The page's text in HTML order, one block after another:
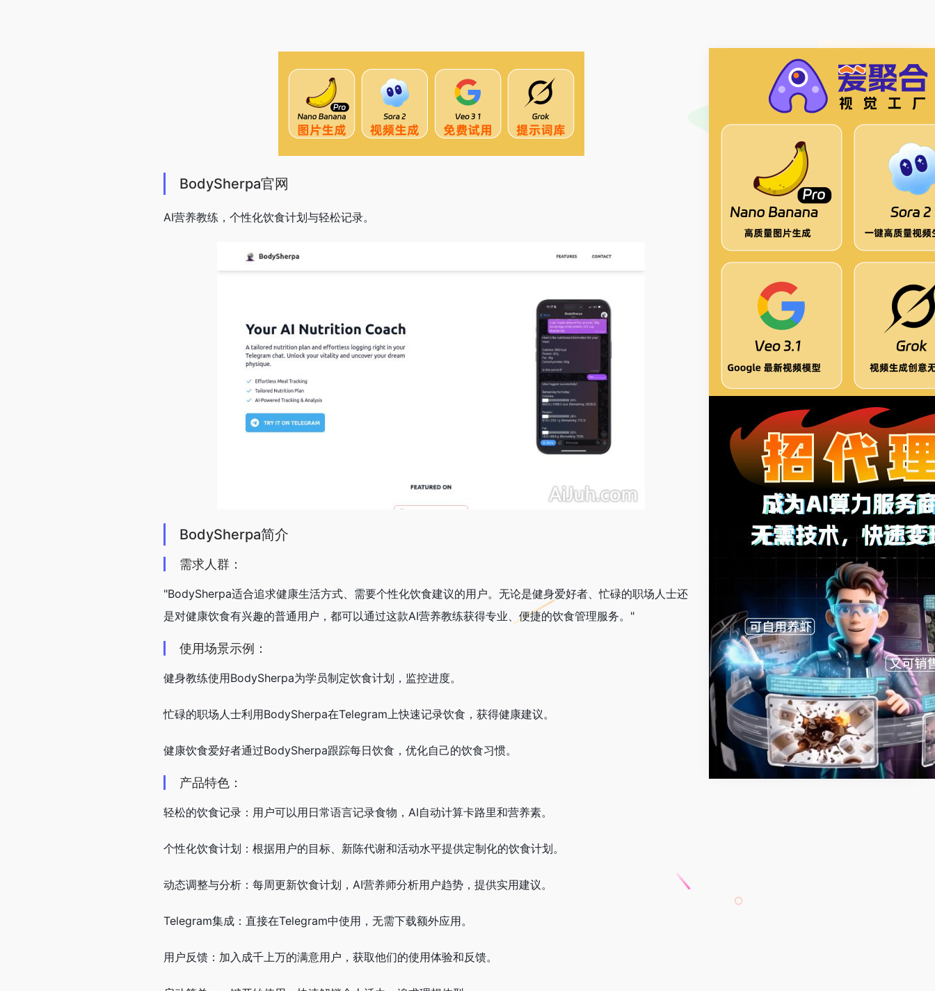
BodySherpa官网
AI营养教练，个性化饮食计划与轻松记录。
BodySherpa简介
需求人群：
"BodySherpa适合追求健康生活方式、需要个性化饮食建议的用户。无论是健身爱好者、忙碌的职场人士还
是对健康饮食有兴趣的普通用户，都可以通过这款AI营养教练获得专业、便捷的饮食管理服务。"
使用场景示例：
健身教练使用BodySherpa为学员制定饮食计划，监控进度。
忙碌的职场人士利用BodySherpa在Telegram上快速记录饮食，获得健康建议。
健康饮食爱好者通过BodySherpa跟踪每日饮食，优化自己的饮食习惯。
产品特色：
轻松的饮食记录：用户可以用日常语言记录食物，AI自动计算卡路里和营养素。
个性化饮食计划：根据用户的目标、新陈代谢和活动水平提供定制化的饮食计划。
动态调整与分析：每周更新饮食计划，AI营养师分析用户趋势，提供实用建议。
Telegram集成：直接在Telegram中使用，无需下载额外应用。
用户反馈：加入成千上万的满意用户，获取他们的使用体验和反馈。